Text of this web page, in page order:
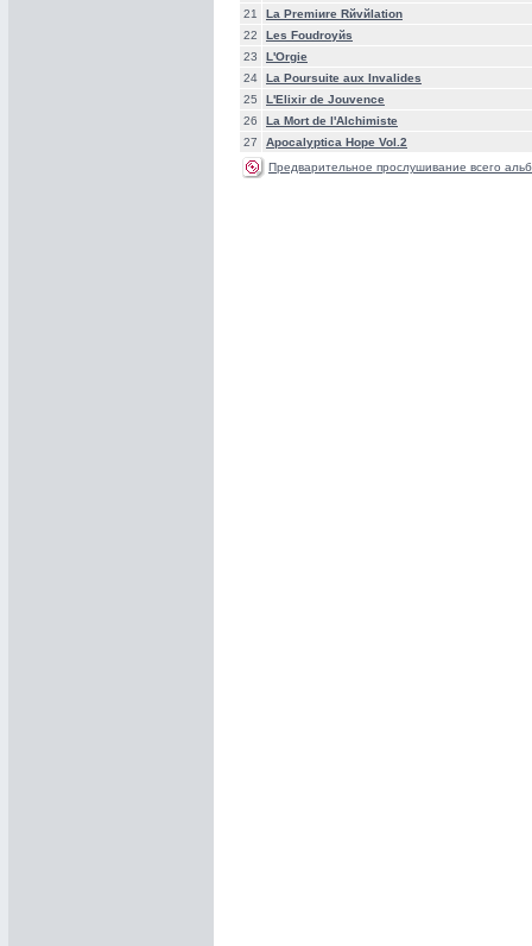
21
La Premiиre Rйvйlation
22
Les Foudroyйs
23
L'Orgie
24
La Poursuite aux Invalides
25
L'Elixir de Jouvence
26
La Mort de l'Alchimiste
27
Apocalyptica Hope Vol.2
Предварительное прослушивание всего